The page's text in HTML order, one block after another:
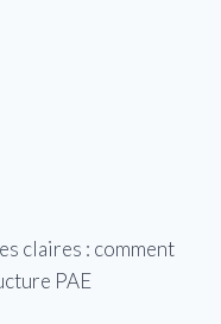
claires : comment
PAE